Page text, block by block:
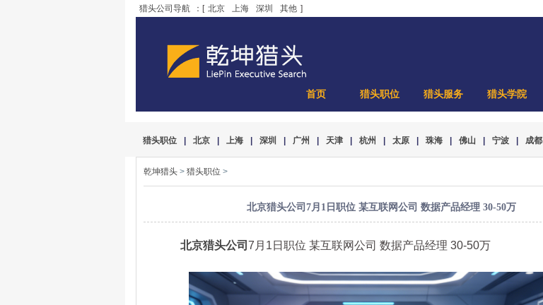
猎头公司导航 ：[ 北京 上海 深圳 其他 ]
首页 猎头职位 猎头服务 猎头学院
猎头职位 北京 上海 深圳 广州 天津 杭州 太原 珠海 佛山 宁波 成都
乾坤猎头 > 猎头职位 >
北京猎头公司7月1日职位 某互联网公司 数据产品经理 30-50万
北京猎头公司 7月1日职位 某互联网公司 数据产品经理 30-50万